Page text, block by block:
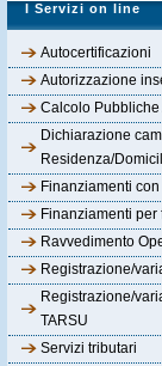
I Servizi on line
Autocertificazioni
Autorizzazione
Calcolo Pubbliche
Dichiarazione
Residenza/
Finanziamenti
Finanziamenti per
Ravvedimento
Registrazione/
Registrazione/
TARSU
Servizi tributari